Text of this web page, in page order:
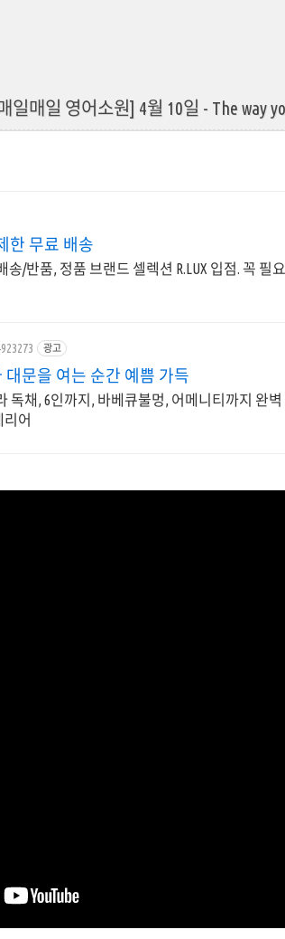
일매일 영어소원] 4월 10일 - The way
한 무료 배송
/반품, 정품 브랜드 셀렉션 R.LUX 입점. 꼭
광고
문을 여는 순간 예쁨 가득
독채, 6인까지, 바베큐불멍, 어메니티까지 완
어